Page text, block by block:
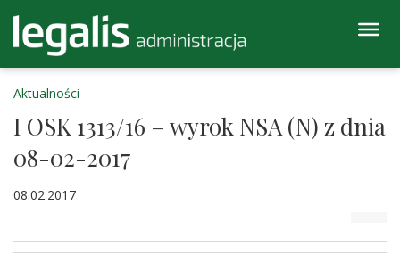
Aktualności
I OSK 1313/16 – wyrok NSA (N) z dnia
08-02-2017
08.02.2017